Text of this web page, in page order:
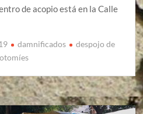
de acopio está en la Calle
damnificados
despojo de
otomíes